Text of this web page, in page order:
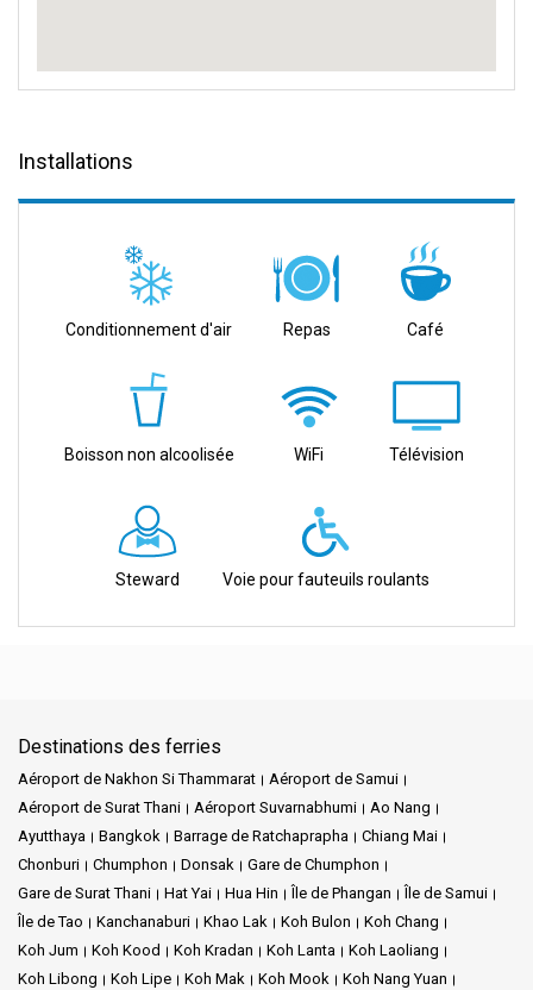
Installations
Conditionnement d'air Repas Café
Boisson non alcoolisée WiFi Télévision
Steward Voie pour fauteuils roulants
Destinations des ferries
Aéroport de Nakhon Si Thammarat
Aéroport de Samui
Aéroport de Surat Thani
Aéroport Suvarnabhumi
Ao Nang
Ayutthaya
Bangkok Barrage de Ratchaprapha
Chiang Mai
Chonburi
Chumphon Donsak
Gare de Chumphon
Gare de Surat Thani
Hat Yai Hua Hin Île de Phangan
Île de Samui
Île de Tao
Kanchanaburi Khao Lak Koh Bulon
Koh Chang
Koh Jum
Koh Kood Koh Kradan Koh Lanta
Koh Laoliang
Koh Libong
Koh Lipe Koh Mak Koh Mook
Koh Nang Yuan